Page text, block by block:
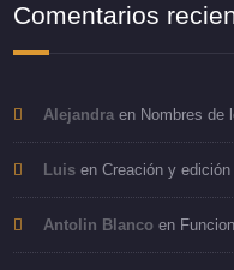
Comentarios
Alejandraen Nombres de
Luisen Creación y
Antolin Blancoen